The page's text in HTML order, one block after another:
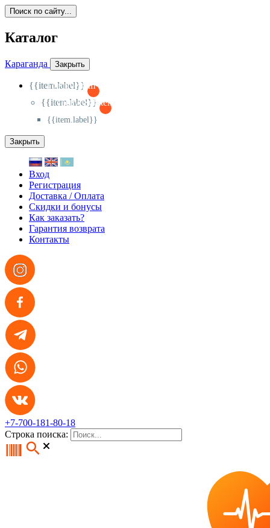
Поиск по сайту...
Каталог
Караганда Закрыть
{{item.label}}
{{activeItem==item.id?'-
{{item.label}}
{{activeSubitem==item.id?'-
{{item.label}}
Закрыть
Вход
Регистрация
Доставка / Оплата
Скидки и бонусы
Как заказать?
Гарантия возврата
Контакты
+7-700-181-80-18
Строка поиска: